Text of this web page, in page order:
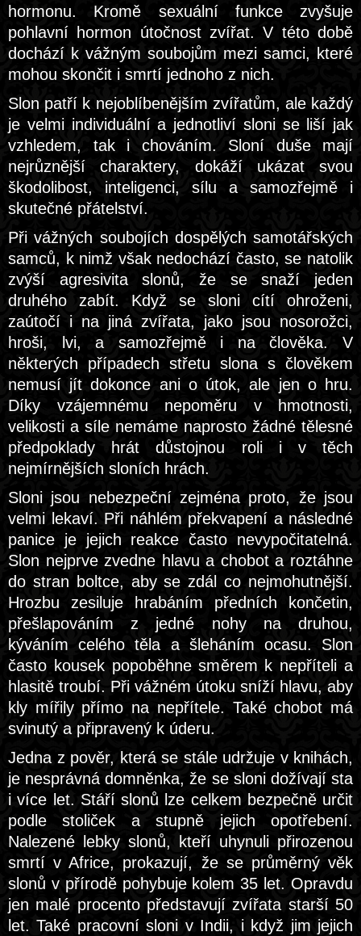
hormonu. Kromě sexuální funkce zvyšuje
pohlavní hormon útočnost zvířat. V této době
dochází k vážným soubojům mezi samci, které
mohou skončit i smrtí jednoho z nich.
Slon patří k nejoblíbenějším zvířatům, ale každý
je velmi individuální a jednotliví sloni se liší jak
vzhledem, tak i chováním. Sloní duše mají
nejrůznější charaktery, dokáží ukázat svou
škodolibost, inteligenci, sílu a samozřejmě i
skutečné přátelství.
Při vážných soubojích dospělých samotářských
samců, k nimž však nedochází často, se natolik
zvýší agresivita slonů, že se snaží jeden
druhého zabít. Když se sloni cítí ohroženi,
zaútočí i na jiná zvířata, jako jsou nosorožci,
hroši, lvi, a samozřejmě i na člověka. V
některých případech střetu slona s člověkem
nemusí jít dokonce ani o útok, ale jen o hru.
Díky vzájemnému nepoměru v hmotnosti,
velikosti a síle nemáme naprosto žádné tělesné
předpoklady hrát důstojnou roli i v těch
nejmírnějších sloních hrách.
Sloni jsou nebezpeční zejména proto, že jsou
velmi lekaví. Při náhlém překvapení a následné
panice je jejich reakce často nevypočitatelná.
Slon nejprve zvedne hlavu a chobot a roztáhne
do stran boltce, aby se zdál co nejmohutnější.
Hrozbu zesiluje hrabáním předních končetin,
přešlapováním z jedné nohy na druhou,
kýváním celého těla a šleháním ocasu. Slon
často kousek popoběhne směrem k nepříteli a
hlasitě troubí. Při vážném útoku sníží hlavu, aby
kly mířily přímo na nepřítele. Také chobot má
svinutý a připravený k úderu.
Jedna z pověr, která se stále udržuje v knihách,
je nesprávná domněnka, že se sloni dožívají sta
i více let. Stáří slonů lze celkem bezpečně určit
podle stoliček a stupně jejich opotřebení.
Nalezené lebky slonů, kteří uhynuli přirozenou
smrtí v Africe, prokazují, že se průměrný věk
slonů v přírodě pohybuje kolem 35 let. Opravdu
jen malé procento představují zvířata starší 50
let. Také pracovní sloni v Indii, i když jim jejich